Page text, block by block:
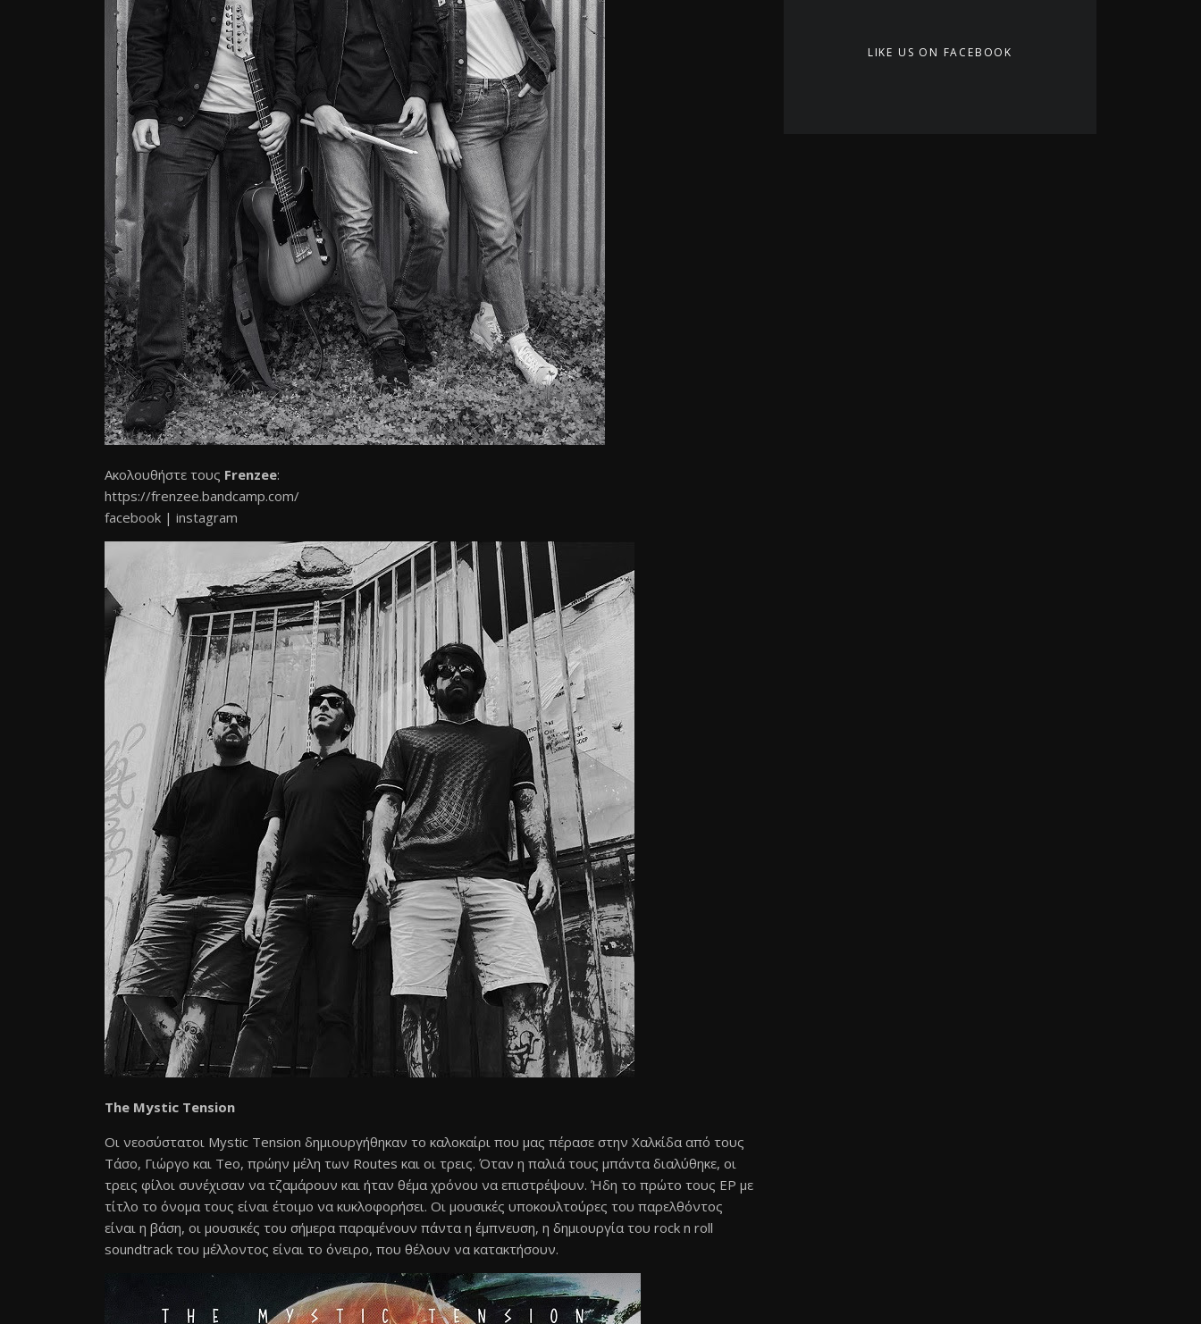
Ακολουθήστε τους Frenzee:
https://frenzee.bandcamp.com/
facebook | instagram
The Mystic Tension
Οι νεοσύστατοι Mystic Tension δημιουργήθηκαν το καλοκαίρι που μας πέρασε στην Χαλκίδα από τους
Τάσο, Γιώργο και Teo, πρώην μέλη των Routes και οι τρεις. Όταν η παλιά τους μπάντα διαλύθηκε, οι
τρεις φίλοι συνέχισαν να τζαμάρουν και ήταν θέμα χρόνου να επιστρέψουν. Ήδη το πρώτο τους EP με
τίτλο το όνομα τους είναι έτοιμο να κυκλοφορήσει. Οι μουσικές υποκουλτούρες του παρελθόντος
είναι η βάση, οι μουσικές του σήμερα παραμένουν πάντα η έμπνευση, η δημιουργία του rock n roll
soundtrack του μέλλοντος είναι το όνειρο, που θέλουν να κατακτήσουν.
LIKE US ON FACEBOOK